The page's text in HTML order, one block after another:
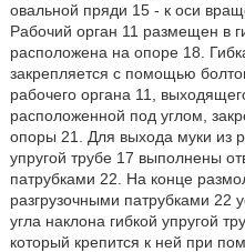
овальной пряди 15 - к оси
Рабочий орган 11 размещен в
расположена на опоре 18.
закрепляется с помощью
рабочего органа 11,
расположенной под углом,
опоры 21. Для выхода муки из
упругой трубе 17 выполнены
патрубками 22. На конце
разгрузочными патрубками 22
угла наклона гибкой упругой
который крепится к ней при